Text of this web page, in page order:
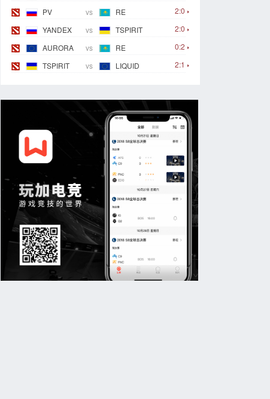
2:0
PV vs
RE
2:0
YANDEX vs
TSPIRIT
0:2
AURORA vs
RE
2:1
TSPIRIT vs LIQUID